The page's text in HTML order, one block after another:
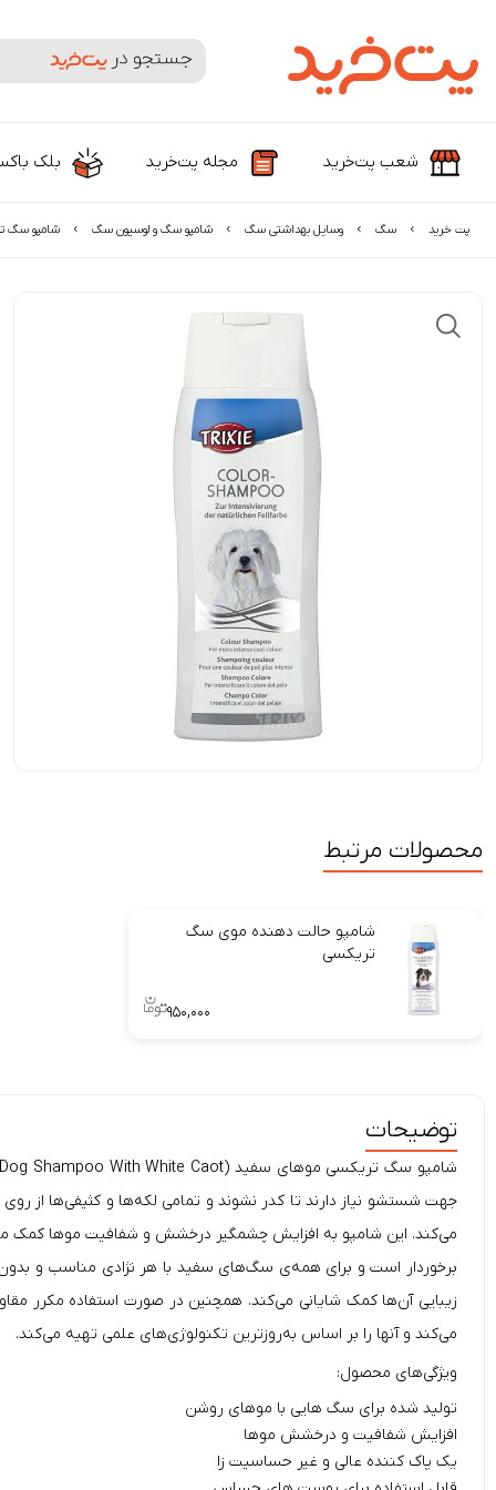
جستجوی محصولات و برندها
شعب پت‌خرید مجله پت‌خرید بلک
پت خرید سگ وسایل بهداشتی سگ شامپو سگ و لوسیون سگ شامپو سگ
محصولات مرتبط
شامپو حالت دهنده موی سگ
تریکسی
۹۵۰,۰۰۰
توضیحات
جهت شستشو نیاز دارند تا کدر نشوند و تمامی لکه‌ها و کثیفی‌ها
می‌کند. این شامپو به افزایش چشمگیر درخشش و شفافیت موها
برخوردار است و برای همه‌ی سگ‌های سفید با هر نژادی مناسب و
زیبایی آن‌ها کمک شایانی می‌کند. همچنین در صورت استفاده مکرر
می‌کند و آنها را بر اساس به‌روزترین تکنولوژی‌های علمی تهیه می‌کند.
ویژگی‌های محصول:
تولید شده برای سگ هایی با موهای روشن
افزایش شفافیت و درخشش موها
یک پاک کننده عالی و غیر حساسیت زا